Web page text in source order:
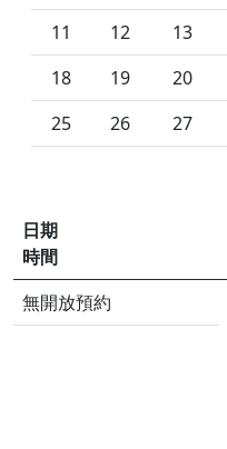
11
12 13
18
19 20
25
26 27
日期
時間
無開放預約